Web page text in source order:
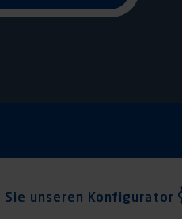
Sie unseren Konfigurator